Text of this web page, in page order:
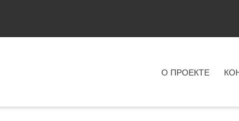
О ПРОЕКТЕ